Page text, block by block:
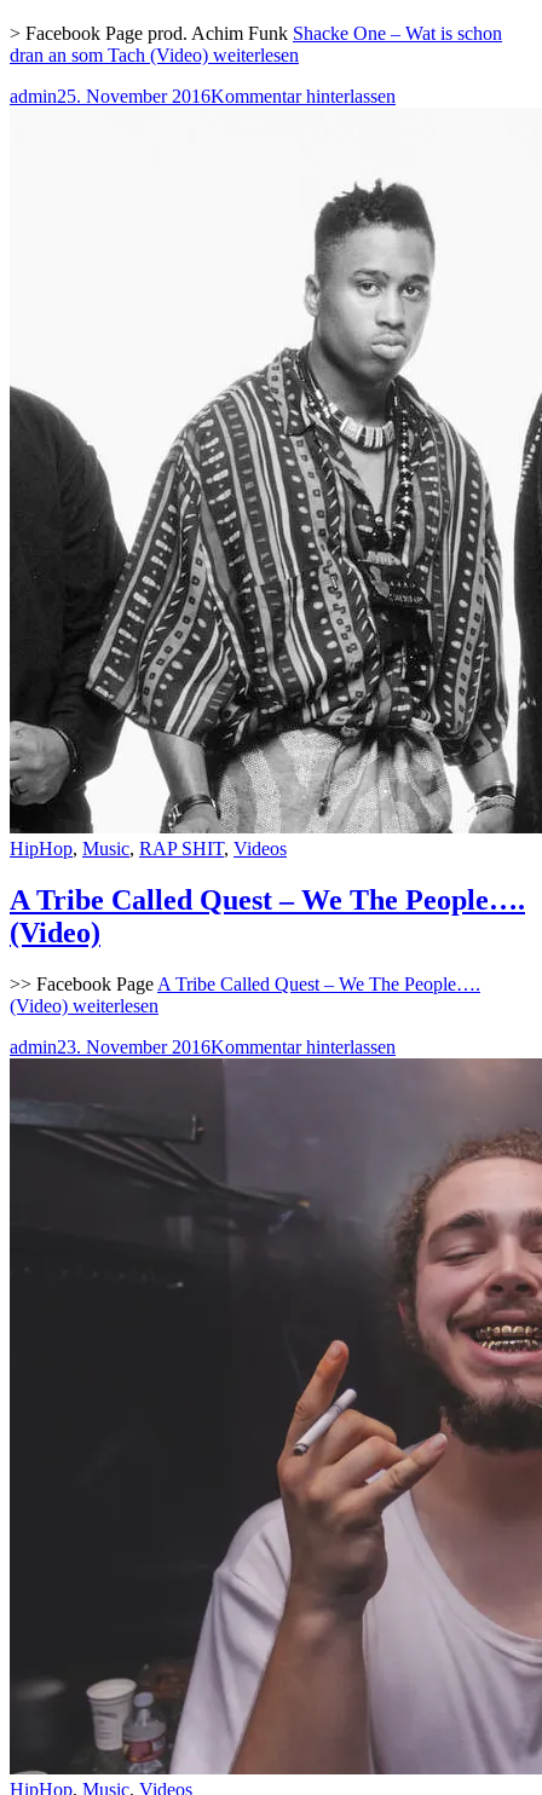
> Facebook Page prod. Achim Funk Shacke One – Wat is schon
dran an som Tach (Video) weiterlesen
admin25. November 2016Kommentar hinterlassen
HipHop, Music, RAP SHIT, Videos
A Tribe Called Quest – We The People….
(Video)
>> Facebook Page A Tribe Called Quest – We The People….
(Video) weiterlesen
admin23. November 2016Kommentar hinterlassen
HipHop, Music, Videos